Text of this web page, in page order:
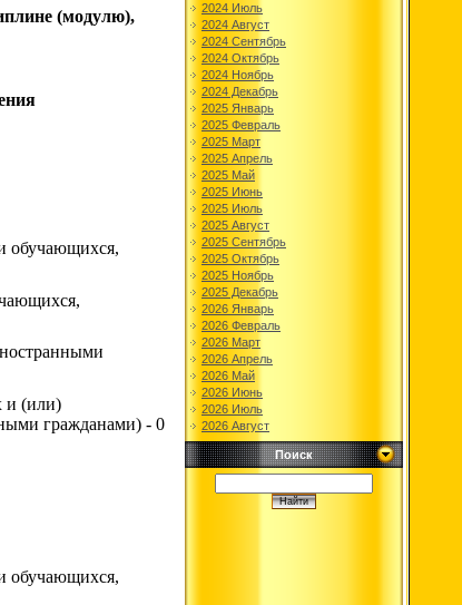
(модулю),
обучающихся,
и (или)
гражданами) - 0
обучающихся,
2024 Июль
2024 Август
2024 Сентябрь
2024 Октябрь
2024 Ноябрь
2024 Декабрь
2025 Январь
2025 Февраль
2025 Март
2025 Апрель
2025 Май
2025 Июнь
2025 Июль
2025 Август
2025 Сентябрь
2025 Октябрь
2025 Ноябрь
2025 Декабрь
2026 Январь
2026 Февраль
2026 Март
2026 Апрель
2026 Май
2026 Июнь
2026 Июль
2026 Август
Поиск